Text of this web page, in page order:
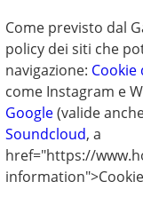
Come previsto dal
policy dei siti che
navigazione: Cookie
come Instagram e
Google(valide
Soundcloud, a
href="https://